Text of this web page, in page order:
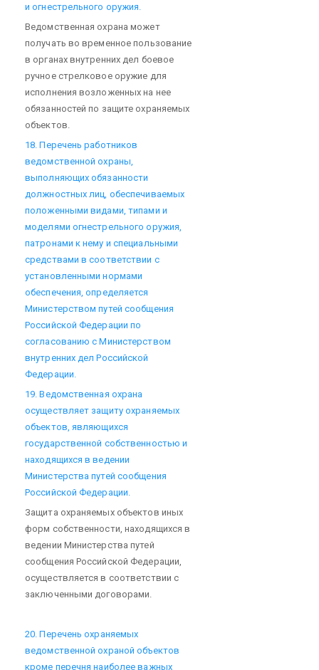
и огнестрельного оружия.
Ведомственная охрана может
получать во временное пользование
в органах внутренних дел боевое
ручное стрелковое оружие для
исполнения возложенных на нее
обязанностей по защите охраняемых
объектов.
18. Перечень работников
ведомственной охраны,
выполняющих обязанности
должностных лиц, обеспечиваемых
положенными видами, типами и
моделями огнестрельного оружия,
патронами к нему и специальными
средствами в соответствии с
установленными нормами
обеспечения, определяется
Министерством путей сообщения
Российской Федерации по
согласованию с Министерством
внутренних дел Российской
Федерации.
19. Ведомственная охрана
осуществляет защиту охраняемых
объектов, являющихся
государственной собственностью и
находящихся в ведении
Министерства путей сообщения
Российской Федерации.
Защита охраняемых объектов иных
форм собственности, находящихся в
ведении Министерства путей
сообщения Российской Федерации,
осуществляется в соответствии с
заключенными договорами.
20. Перечень охраняемых
ведомственной охраной объектов
кроме перечня наиболее важных